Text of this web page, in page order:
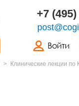
+7
Войти
Клинические лекции по